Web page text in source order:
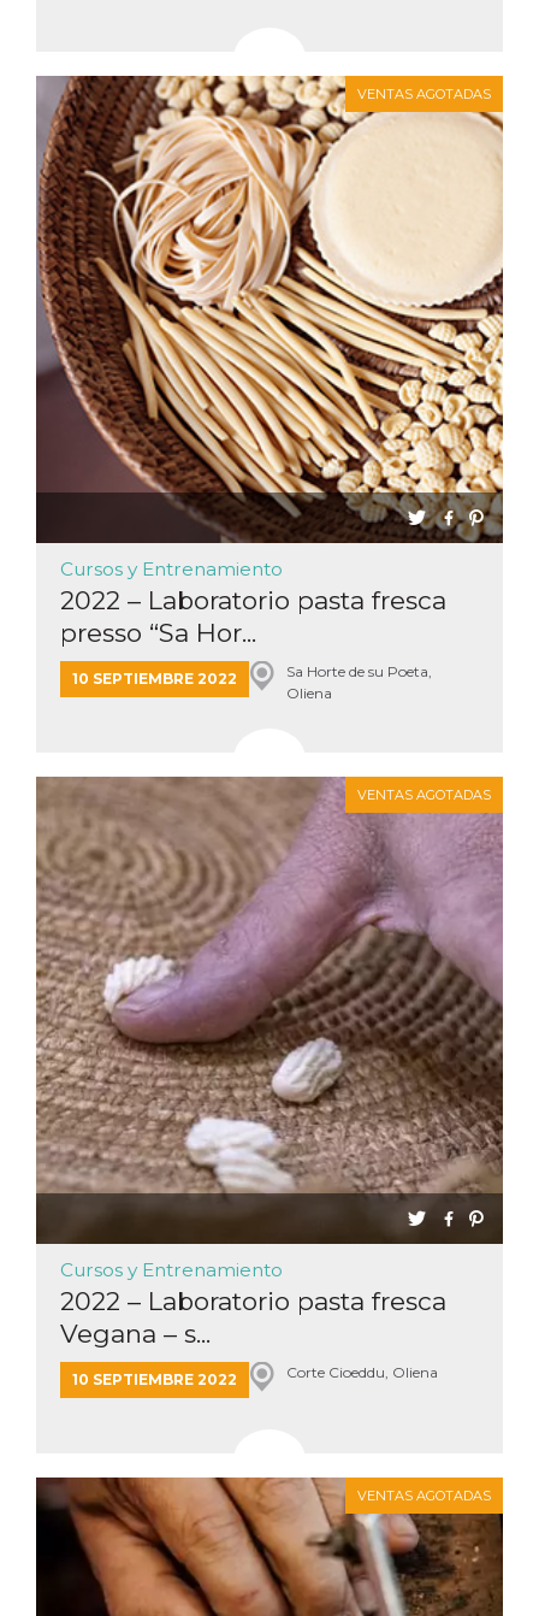
VENTAS AGOTADAS
Cursos y Entrenamiento
2022 – Laboratorio pasta fresca
presso “Sa Hor...
10 SEPTIEMBRE 2022
Sa Horte de su Poeta,
Oliena
VENTAS AGOTADAS
Cursos y Entrenamiento
2022 – Laboratorio pasta fresca
Vegana – s...
10 SEPTIEMBRE 2022 Corte Cioeddu, Oliena
VENTAS AGOTADAS